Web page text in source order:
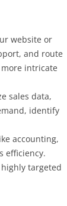
website or
and route
intricate
sales data,
identify
accounting,
efficiency.
targeted